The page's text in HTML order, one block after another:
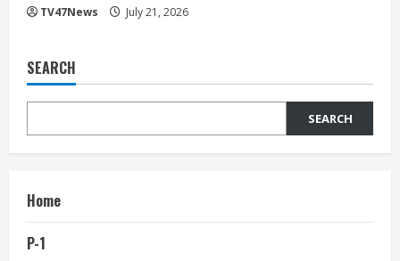
TV47News July 21, 2026
SEARCH
SEARCH
Home
P-1